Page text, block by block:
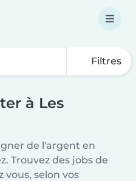
Filtres
à Les
de l'argent en
Trouvez des jobs de
vous, selon vos